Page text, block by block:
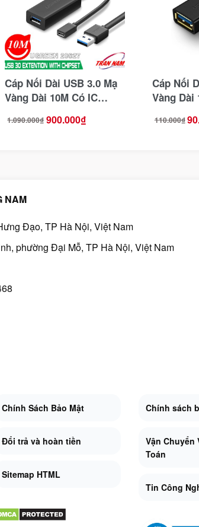
Cáp Nối Dài USB 3.0 Mạ
Vàng Dài 10M Có IC
20827
1.090.000₫
Giá 900.000₫
Giá
Cáp Nối
Vàng Dài
110.000₫
Giá
Giá
NAM
Đạo, TP Hà Nội, Việt Nam
phường Đại Mỗ, TP Hà Nội, Việt Nam
Chính Sách Bảo Mật
Đổi trả và hoàn tiền
Sitemap HTML
Chính sách
Vận Chuyển
Toán
Tin Công